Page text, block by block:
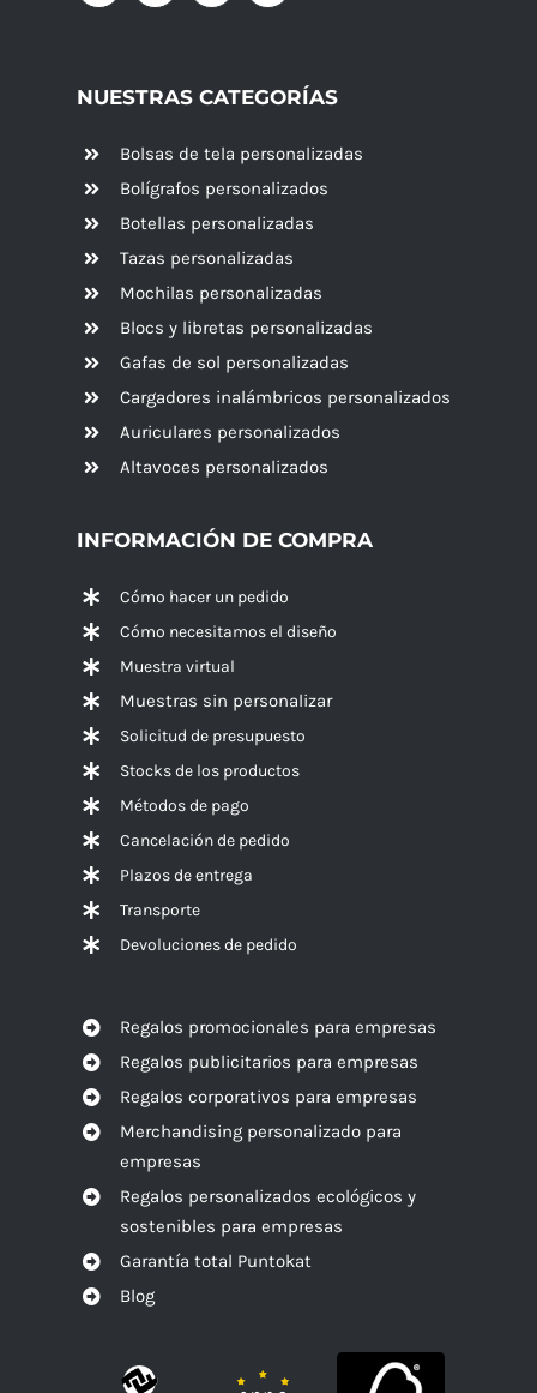
NUESTRAS CATEGORÍAS
Bolsas de tela personalizadas
Bolígrafos personalizados
Botellas personalizadas
Tazas personalizadas
Mochilas personalizadas
Blocs y libretas personalizadas
Gafas de sol personalizadas
Cargadores inalámbricos personalizados
Auriculares personalizados
Altavoces personalizados
INFORMACIÓN DE COMPRA
Cómo hacer un pedido
Cómo necesitamos el diseño
Muestra virtual
Muestras sin personalizar
Solicitud de presupuesto
Stocks de los productos
Métodos de pago
Cancelación de pedido
Plazos de entrega
Transporte
Devoluciones de pedido
Regalos promocionales para empresas
Regalos publicitarios para empresas
Regalos corporativos para empresas
Merchandising personalizado para
empresas
Regalos personalizados ecológicos y
sostenibles para empresas
Garantía total Puntokat
Blog